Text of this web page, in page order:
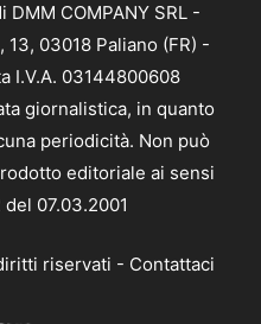
COMPANY SRL -
03018 Paliano (FR) -
I.V.A. 03144800608
giornalistica, in quanto
periodicità. Non può
editoriale ai sensi
07.03.2001
riservati - Contattaci